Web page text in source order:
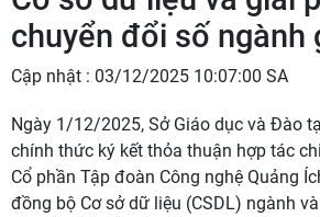
chuyển đổi số ngành
Cập nhật : 03/12/2025 10:07:00 SA
Ngày 1/12/2025, Sở Giáo dục và Đào
chính thức ký kết thỏa thuận hợp tác
Cổ phần Tập đoàn Công nghệ Quảng
đồng bộ Cơ sở dữ liệu (CSDL) ngành